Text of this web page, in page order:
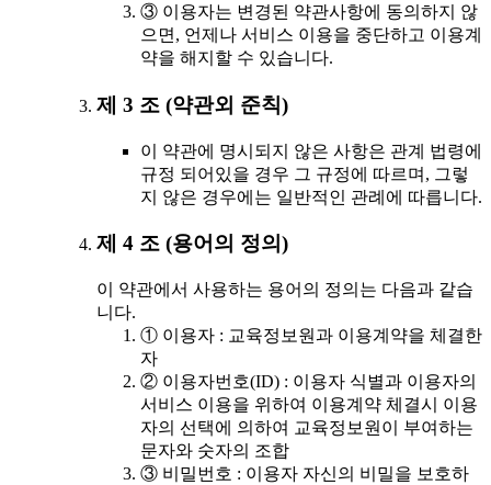
③ 이용자는 변경된 약관사항에 동의하지 않
으면, 언제나 서비스 이용을 중단하고 이용계
약을 해지할 수 있습니다.
제 3 조 (약관외 준칙)
이 약관에 명시되지 않은 사항은 관계 법령에
규정 되어있을 경우 그 규정에 따르며, 그렇
지 않은 경우에는 일반적인 관례에 따릅니다.
제 4 조 (용어의 정의)
이 약관에서 사용하는 용어의 정의는 다음과 같습
니다.
① 이용자 : 교육정보원과 이용계약을 체결한
자
② 이용자번호(ID) : 이용자 식별과 이용자의
서비스 이용을 위하여 이용계약 체결시 이용
자의 선택에 의하여 교육정보원이 부여하는
문자와 숫자의 조합
③ 비밀번호 : 이용자 자신의 비밀을 보호하